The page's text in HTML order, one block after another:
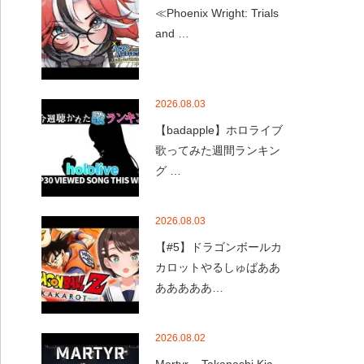
≪Phoenix Wright: Trials
and …
2026.08.03
【badapple】ホロライブ
歌ってみた週間ランキン
グ …
2026.08.03
【#5】ドラゴンボールカ
カロットやるしゅばああ
あああああ…
2026.08.02